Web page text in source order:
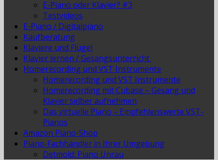
E-Piano oder Klavier? #3
Testvideos
E-Piano / Digitalpiano
Kaufberatung
Klaviere und Flügel
Klavier lernen / Gesangsunterricht
Homerecording und VST Instrumente
Homerecording und VST Instrumente
Homerecording mit Cubase – Gesang und
Klavier selber aufnehmen
Das virtuelle Piano – Empfehlenswerte VST-
Pianos
Amazon Piano-Shop
Piano-Fachhändler in Ihrer Umgebung
Detmold: Piano Unrau